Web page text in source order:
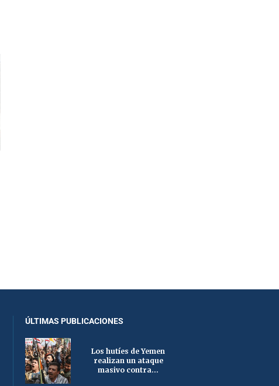
ÚLTIMAS PUBLICACIONES
Los hutíes de Yemen
realizan un ataque
masivo contra...